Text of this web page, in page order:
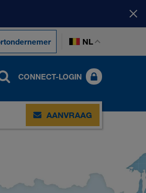
NL
CONNECT-LOGIN
AANVRAAG